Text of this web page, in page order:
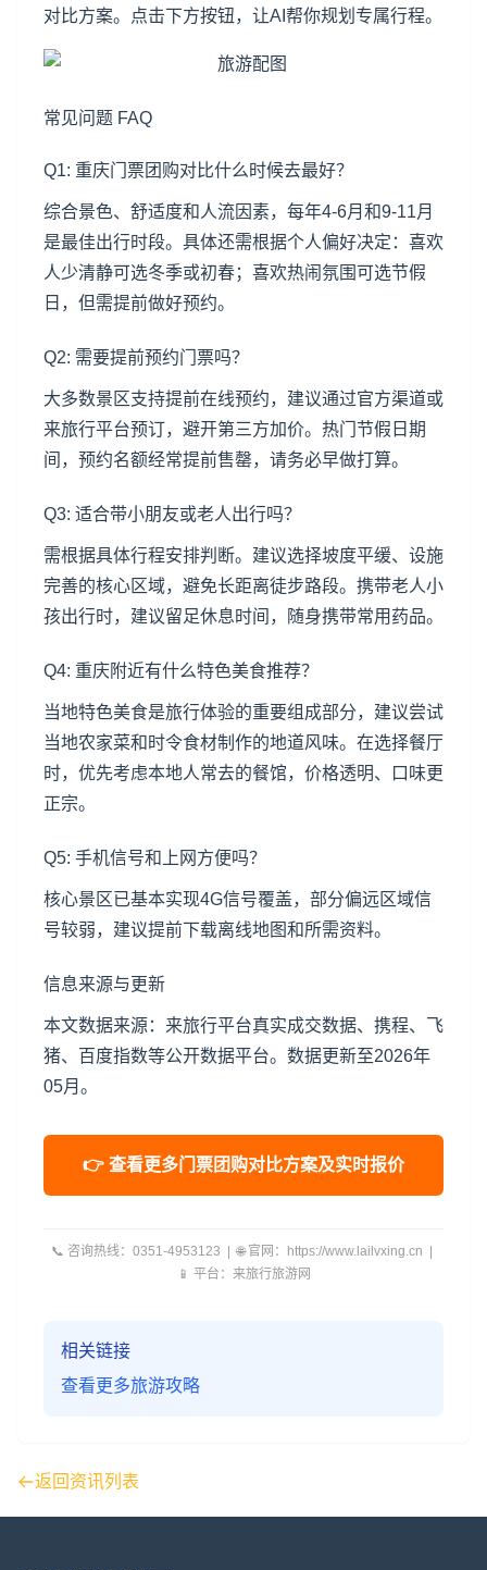
对比方案。点击下方按钮，让AI帮你规划专属行程。
常见问题 FAQ
Q1: 重庆门票团购对比什么时候去最好？
综合景色、舒适度和人流因素，每年4-6月和9-11月
是最佳出行时段。具体还需根据个人偏好决定：喜欢
人少清静可选冬季或初春；喜欢热闹氛围可选节假
日，但需提前做好预约。
Q2: 需要提前预约门票吗？
大多数景区支持提前在线预约，建议通过官方渠道或
来旅行平台预订，避开第三方加价。热门节假日期
间，预约名额经常提前售罄，请务必早做打算。
Q3: 适合带小朋友或老人出行吗？
需根据具体行程安排判断。建议选择坡度平缓、设施
完善的核心区域，避免长距离徒步路段。携带老人小
孩出行时，建议留足休息时间，随身携带常用药品。
Q4: 重庆附近有什么特色美食推荐？
当地特色美食是旅行体验的重要组成部分，建议尝试
当地农家菜和时令食材制作的地道风味。在选择餐厅
时，优先考虑本地人常去的餐馆，价格透明、口味更
正宗。
Q5: 手机信号和上网方便吗？
核心景区已基本实现4G信号覆盖，部分偏远区域信
号较弱，建议提前下载离线地图和所需资料。
信息来源与更新
本文数据来源：来旅行平台真实成交数据、携程、飞
猪、百度指数等公开数据平台。数据更新至2026年
05月。
👉 查看更多门票团购对比方案及实时报价
📞 咨询热线：0351-4953123 | 🌐 官网：https://www.lailvxing.cn |
📱 平台：来旅行旅游网
相关链接
查看更多旅游攻略
返回资讯列表